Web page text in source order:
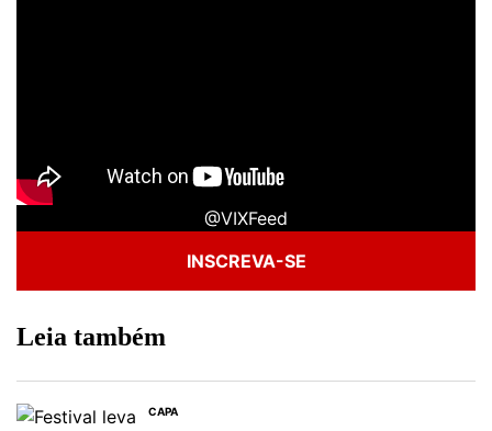
@VIXFeed
INSCREVA-SE
Leia também
CAPA